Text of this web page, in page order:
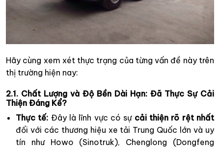
Hãy cùng xem xét thực trạng của từng vấn đề này trên
thị trường hiện nay:
2.1. Chất Lượng và Độ Bền Dài Hạn: Đã Thực Sự Cải
Thiện Đáng Kể?
Thực tế: Đây là lĩnh vực có sự cải thiện rõ rệt nhất
đối với các thương hiệu xe tải Trung Quốc lớn và uy
tín như Howo (Sinotruk), Chenglong (Dongfeng